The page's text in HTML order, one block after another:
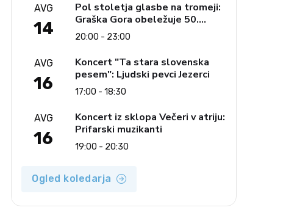
AVG
14
Pol stoletja glasbe na tromeji:
Graška Gora obeležuje 50.
jubilejni festival narodno-
zabavne glasbe
20:00 - 23:00
AVG
16
Koncert "Ta stara slovenska
pesem": Ljudski pevci Jezerci
17:00 - 18:30
AVG
16
Koncert iz sklopa Večeri v atriju:
Prifarski muzikanti
19:00 - 20:30
Ogled koledarja